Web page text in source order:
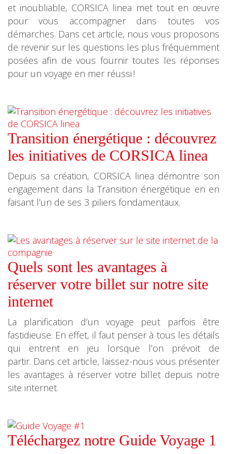
et inoubliable, CORSICA linea met tout en œuvre
pour vous accompagner dans toutes vos
démarches. Dans cet article, nous vous proposons
de revenir sur les questions les plus fréquemment
posées afin de vous fournir toutes les réponses
pour un voyage en mer réussi !
Transition énergétique : découvrez
les initiatives de CORSICA linea
Depuis sa création, CORSICA linea démontre son
engagement dans la Transition énergétique en en
faisant l’un de ses 3 piliers fondamentaux.
Quels sont les avantages à
réserver votre billet sur notre site
internet
La planification d’un voyage peut parfois être
fastidieuse. En effet, il faut penser à tous les détails
qui entrent en jeu lorsque l’on prévoit de
partir. Dans cet article, laissez-nous vous présenter
les avantages à réserver votre billet depuis notre
site internet.
Téléchargez notre Guide Voyage 1